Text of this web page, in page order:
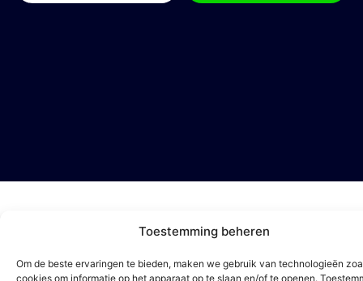
Toestemming beheren
Om de beste ervaringen te bieden, maken we gebruik van technologieën
cookies om informatie op het apparaat op te slaan en/of te openen.